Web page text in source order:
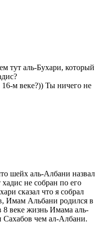
тут аль-Бухари, который
м веке?)) Ты ничего не
шейх аль-Албани назвал
не собран по его
сказал что я собрал
Имам Альбани родился в
8 веке жизнь Имама аль-
Сахабов чем ал-Албани.